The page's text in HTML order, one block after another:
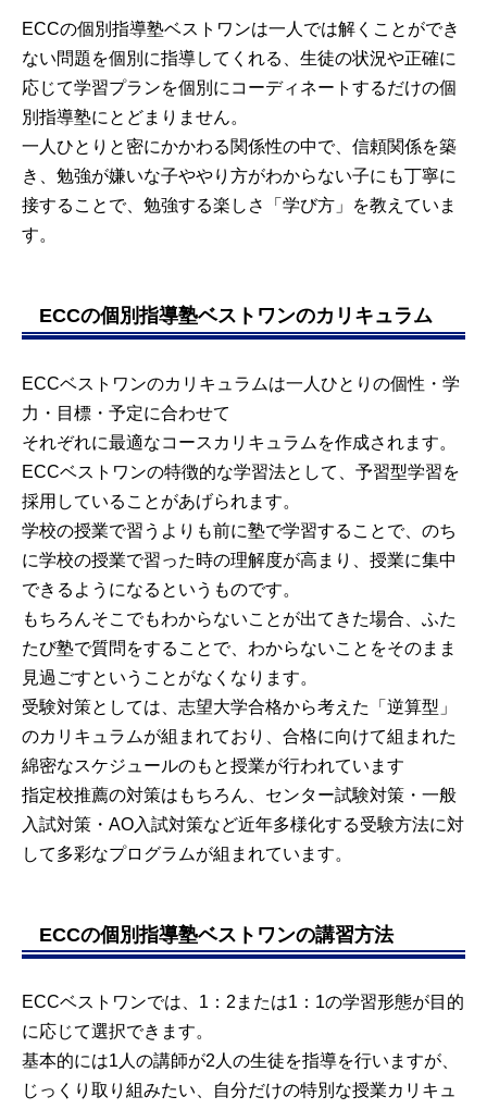
ECCの個別指導塾ベストワンは一人では解くことができ
ない問題を個別に指導してくれる、生徒の状況や正確に
応じて学習プランを個別にコーディネートするだけの個
別指導塾にとどまりません。
一人ひとりと密にかかわる関係性の中で、信頼関係を築
き、勉強が嫌いな子ややり方がわからない子にも丁寧に
接することで、勉強する楽しさ「学び方」を教えていま
す。
ECCの個別指導塾ベストワンのカリキュラム
ECCベストワンのカリキュラムは一人ひとりの個性・学
力・目標・予定に合わせて
それぞれに最適なコースカリキュラムを作成されます。
ECCベストワンの特徴的な学習法として、予習型学習を
採用していることがあげられます。
学校の授業で習うよりも前に塾で学習することで、のち
に学校の授業で習った時の理解度が高まり、授業に集中
できるようになるというものです。
もちろんそこでもわからないことが出てきた場合、ふた
たび塾で質問をすることで、わからないことをそのまま
見過ごすということがなくなります。
受験対策としては、志望大学合格から考えた「逆算型」
のカリキュラムが組まれており、合格に向けて組まれた
綿密なスケジュールのもと授業が行われています
指定校推薦の対策はもちろん、センター試験対策・一般
入試対策・AO入試対策など近年多様化する受験方法に対
して多彩なプログラムが組まれています。
ECCの個別指導塾ベストワンの講習方法
ECCベストワンでは、1：2または1：1の学習形態が目的
に応じて選択できます。
基本的には1人の講師が2人の生徒を指導を行いますが、
じっくり取り組みたい、自分だけの特別な授業カリキュ